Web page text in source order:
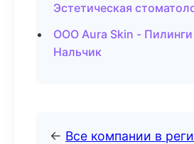
Эстетическая
ООО Aura Skin - Пилинги
Нальчик
← Все компании в